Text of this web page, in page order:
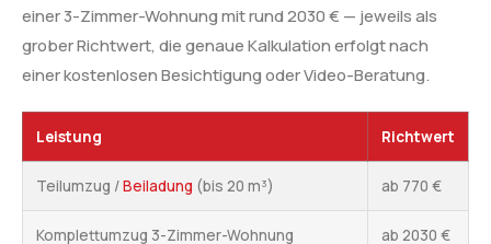
einer 3-Zimmer-Wohnung mit rund 2030 € — jeweils als
grober Richtwert, die genaue Kalkulation erfolgt nach
einer kostenlosen Besichtigung oder Video-Beratung.
Leistung Richtwert
Teilumzug /Beiladung (bis 20 m³) ab 770 €
Komplettumzug 3-Zimmer-Wohnung ab 2030 €